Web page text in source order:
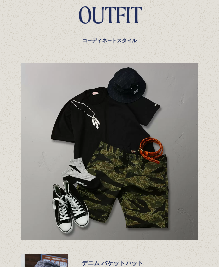
OUTFIT
コーディネートスタイル
デニム バケットハット